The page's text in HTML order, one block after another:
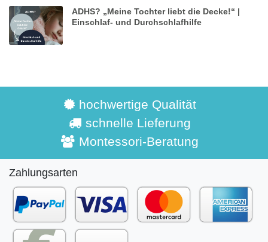
ADHS? „Meine Tochter liebt die Decke!“ |
Einschlaf- und Durchschlafhilfe
hochwertige Qualität
schnelle Lieferung
Montessori-Beratung
Zahlungsarten